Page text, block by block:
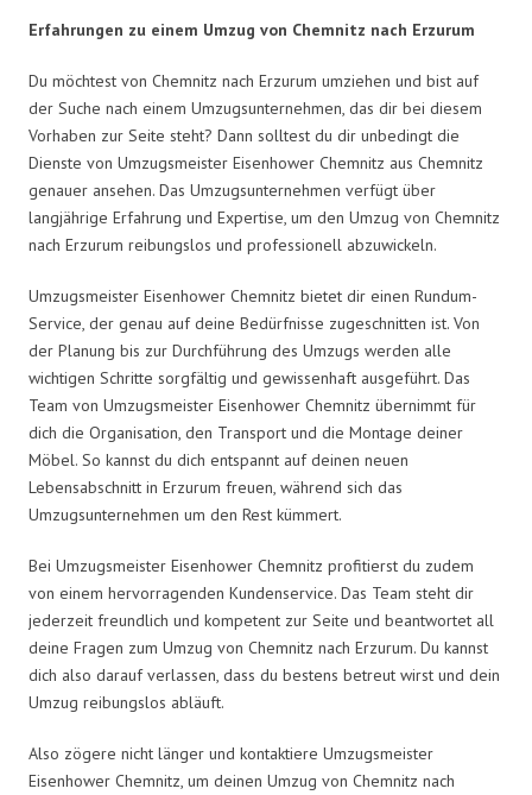
Erfahrungen zu einem Umzug von Chemnitz nach Erzurum
Du möchtest von Chemnitz nach Erzurum umziehen und bist auf
der Suche nach einem Umzugsunternehmen, das dir bei diesem
Vorhaben zur Seite steht? Dann solltest du dir unbedingt die
Dienste von Umzugsmeister Eisenhower Chemnitz aus Chemnitz
genauer ansehen. Das Umzugsunternehmen verfügt über
langjährige Erfahrung und Expertise, um den Umzug von Chemnitz
nach Erzurum reibungslos und professionell abzuwickeln.
Umzugsmeister Eisenhower Chemnitz bietet dir einen Rundum-
Service, der genau auf deine Bedürfnisse zugeschnitten ist. Von
der Planung bis zur Durchführung des Umzugs werden alle
wichtigen Schritte sorgfältig und gewissenhaft ausgeführt. Das
Team von Umzugsmeister Eisenhower Chemnitz übernimmt für
dich die Organisation, den Transport und die Montage deiner
Möbel. So kannst du dich entspannt auf deinen neuen
Lebensabschnitt in Erzurum freuen, während sich das
Umzugsunternehmen um den Rest kümmert.
Bei Umzugsmeister Eisenhower Chemnitz profitierst du zudem
von einem hervorragenden Kundenservice. Das Team steht dir
jederzeit freundlich und kompetent zur Seite und beantwortet all
deine Fragen zum Umzug von Chemnitz nach Erzurum. Du kannst
dich also darauf verlassen, dass du bestens betreut wirst und dein
Umzug reibungslos abläuft.
Also zögere nicht länger und kontaktiere Umzugsmeister
Eisenhower Chemnitz, um deinen Umzug von Chemnitz nach